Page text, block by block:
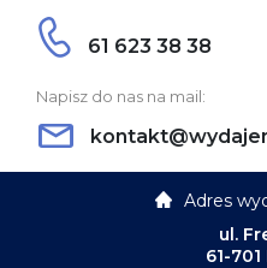
61 623 38 38
Napisz do nas na mail:
Adres
ul.
61-